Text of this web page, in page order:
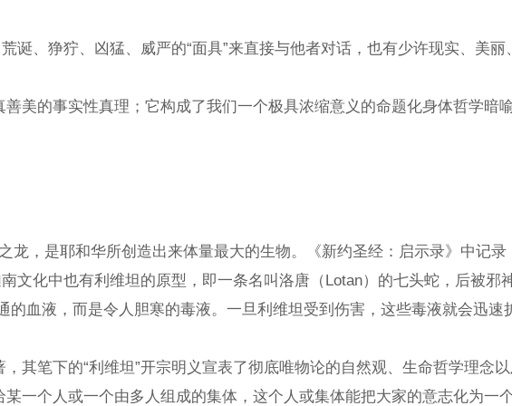
狰狞、凶猛、威严的“面具”来直接与他者对话，也有少许现实、美
事实性真理；它构成了我们一个极具浓缩意义的命题化身体哲学暗
是耶和华所创造出来体量最大的生物。《新约圣经：启示录》中记
中也有利维坦的原型，即一条名叫洛唐（Lotan）的七头蛇，后被
血液，而是令人胆寒的毒液。一旦利维坦受到伤害，这些毒液就会迅
、难以杀死的怪
下的“利维坦”开宗明义宣表了彻底唯物论的自然观、生命哲学理念
个人或一个由多人组成的集体，这个人或集体能把大家的意志化为